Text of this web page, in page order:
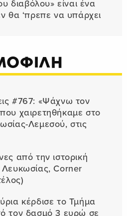
διαβόλου» είναι ένα
θα ‘πρεπε να υπάρχει
#767: «Ψάχνω τον
χαιρετηθήκαμε στο
Λεμεσού, στις
από την ιστορική
Corner
κέρδισε το Τμήμα
τον δασμό 3 ευρώ σε